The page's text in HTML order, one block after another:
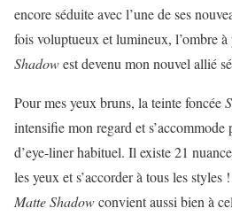
encore séduite avec l’une de ses
fois voluptueux et lumineux, l’ombre à
Shadowest devenu mon nouvel allié
Pour mes yeux bruns, la teinte foncée
intensifie mon regard et
d’eye-liner habituel. Il existe 21
les yeux et s’accorder à tous les
Matte Shadowconvient aussi bien à